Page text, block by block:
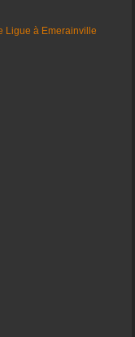
Ligue à Emerainville